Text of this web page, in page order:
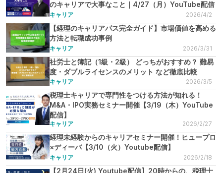
のキャリアで大事なこと｜4/27（月）YouTube配信
キャリア 2026/4/2
【経理のキャリアパス完全ガイド】市場価値を高める
方法と転職成功事例
キャリア 2026/3/31
社労士と簿記（1級・2級） どっちがおすすめ？ 難易
度・ダブルライセンスのメリット など徹底比較
キャリア 2026/3/5
税理士キャリアで専門性をつける方法が知れる！
M&A・IPO実務セミナー開催【3/19（木）YouTube
配信】
キャリア 2026/2/27
経理未経験からのキャリアセミナー開催！ヒュープロ
×ディーバ【3/10（火）Youtube配信】
キャリア 2026/2/18
【2月24日(火) Youtube配信】20時からの、税理士